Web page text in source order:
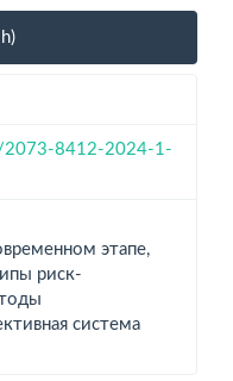
2073-8412-2024-1-
этапе,
риск-
система